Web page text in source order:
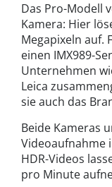
Das Pro-Modell
Kamera: Hier
Megapixeln auf.
einen IMX989-
Unternehmen
Leica
sie auch das
Beide Kameras
Videoaufnahme
HDR-Videos
pro Minute